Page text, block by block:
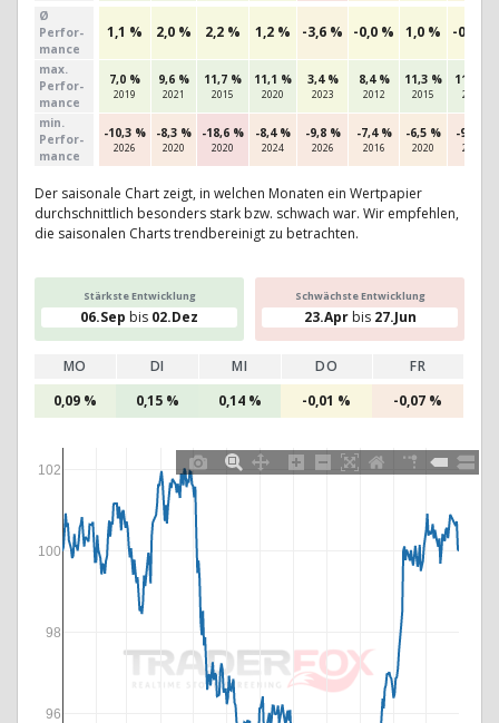
Ø
Perfor­
mance
1,1 % 2,0 % 2,2 % 1,2 % -3,6 % -0,0 % 1,0 % -0,3 %
max.
Per­for­
mance
7,0 %
2019
9,6 %
2021
11,7 %
2015
11,1 %
2020
3,4 %
2023
8,4 %
2012
11,3 %
2015
11,6 %
2024
min.
Per­for­
mance
-10,3 %
2026
-8,3 %
2020
-18,6 %
2020
-8,4 %
2024
-9,8 %
2026
-7,4 %
2016
-6,5 %
2020
-9,4 %
2011
Der saisonale Chart zeigt, in welchen Monaten ein Wertpapier
durchschnittlich besonders stark bzw. schwach war. Wir empfehlen,
die saisonalen Charts trendbereinigt zu betrachten.
96
98
100
102
Stärkste Entwicklung
06.Sep bis 02.Dez
Schwächste Entwicklung
23.Aprbis 27.Jun
MO DI MI DO
FR
0,09 %
0,15 % 0,14 % -0,01 % -0,07 %